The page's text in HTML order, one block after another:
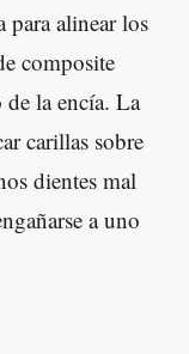
para alinear los
composite
la encía. La
carillas sobre
dientes mal
a uno